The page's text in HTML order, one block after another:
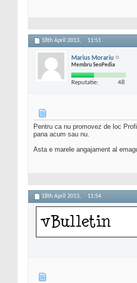
18th April 2013, 11:51
Marius Morariu
Membru SeoPedia
Reputatie: 48
Pentru ca nu promovez de loc
pana acum sau nu.
Asta e marele angajament al
18th April 2013, 11:54